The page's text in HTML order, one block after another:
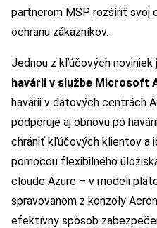
partnerom MSP rozšíriť svoj
ochranu zákazníkov.
Jednou z kľúčových noviniek
havárii v službe Microsoft
havárii v dátových centrách
podporuje aj obnovu po
chrániť kľúčových klientov a
pomocou flexibilného
cloude Azure – v modeli
spravovanom z konzoly
efektívny spôsob